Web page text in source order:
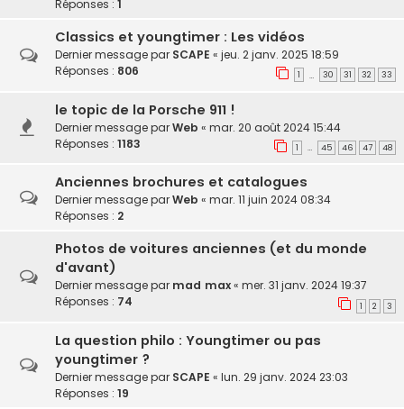
Réponses : 1
Classics et youngtimer : Les vidéos
Dernier message par SCAPE « jeu. 2 janv. 2025 18:59
Réponses : 806 1 … 30 31 32 33
le topic de la Porsche 911 !
Dernier message parWeb « mar. 20 août 2024 15:44
Réponses : 1183 1 … 45 46 47 48
Anciennes brochures et catalogues
Dernier message parWeb « mar. 11 juin 2024 08:34
Réponses : 2
Photos de voitures anciennes (et du monde
d'avant)
Dernier message par mad max« mer. 31 janv. 2024 19:37
Réponses : 74 1 2 3
La question philo : Youngtimer ou pas
youngtimer ?
Dernier message par SCAPE « lun. 29 janv. 2024 23:03
Réponses : 19